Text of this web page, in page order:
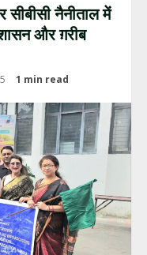
नैनीताल में
और ग़रीब
1 min read